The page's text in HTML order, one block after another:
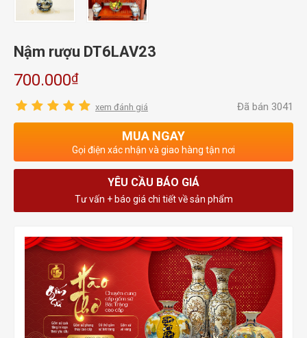
Nậm rượu DT6LAV23
700.000₫
xem đánh giá Đã bán 3041
MUA NGAY
Gọi điện xác nhận và giao hàng tận nơi
YÊU CẦU BÁO GIÁ
Tư vấn + báo giá chi tiết về sản phẩm